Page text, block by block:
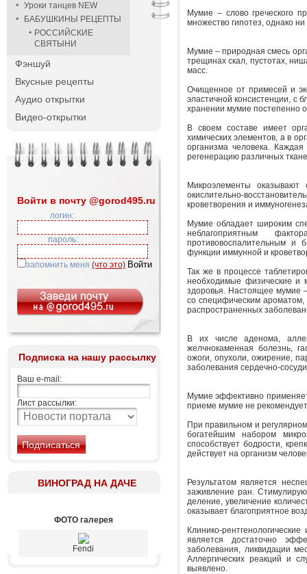
Уроки танцев NEW
БАБУШКИНЫ РЕЦЕПТЫ
РОССИЙСКИЕ
СВЯТЫНИ
Фэншуй
Вкусные рецепты
Аудио открытки
Видео-открытки
Войти в почту @gorod495.ru
логин:
пароль:
запомнить меня (что это)
Подписка на нашу рассылку
Ваш e-mail:
Лист рассылки:
ВИНОГРАД НА ДАЧЕ
ФОТО галерея
Fendi
Мумие – слово греческого
множество гипотез, однако
Мумие – природная смесь
трещинах скал, пустотах,
масс.
Очищенное от примесей и
эластичной консистенции, с
хранении мумие постепенно
В своем составе имеет
химических элементов, а в
организма человека.
регенерацию различных
Микроэлементы
окислительно-
кроветворения и
Мумие обладает широким
неблагоприятным
противовоспалительным и
функции иммунной и
Так же в процессе
необходимые физические и
здоровья. Настоящее мумие
со специфическим
распространенных
В их числе аденома,
желчнокаменная болезнь,
ожоги, опухоли, ожирение,
заболевания сердечно-
Мумие эффективно
приеме мумие не
При правильном и
богатейшим набором
способствует бодрости,
действует на организм
Результатом является
заживление ран.
деление, увеличение
оказывает благоприятное
Клинико-
является достаточно
заболевания, ликвидации
Аллергических реакций и
выявлено.